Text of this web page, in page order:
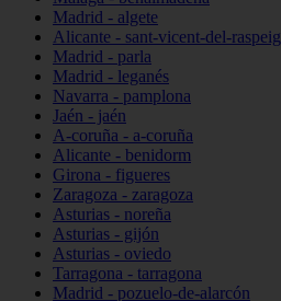
Madrid - algete
Alicante - sant-vicent-del-raspeig
Madrid - parla
Madrid - leganés
Navarra - pamplona
Jaén - jaén
A-coruña - a-coruña
Alicante - benidorm
Girona - figueres
Zaragoza - zaragoza
Asturias - noreña
Asturias - gijón
Asturias - oviedo
Tarragona - tarragona
Madrid - pozuelo-de-alarcón